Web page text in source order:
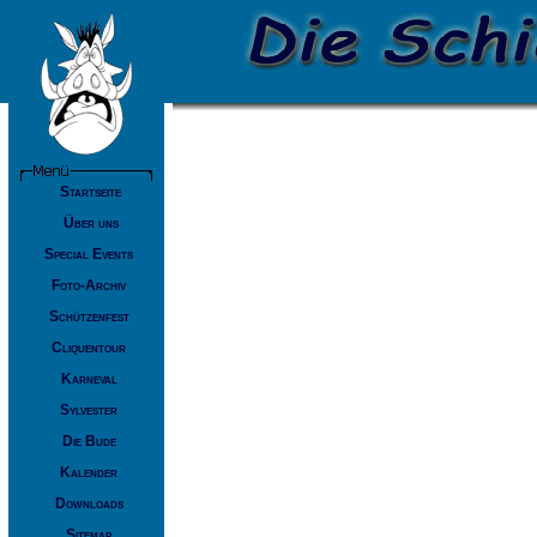
Startseite
Über uns
Special Events
Foto-Archiv
Schützenfest
Cliquentour
Karneval
Sylvester
Die Bude
Kalender
Downloads